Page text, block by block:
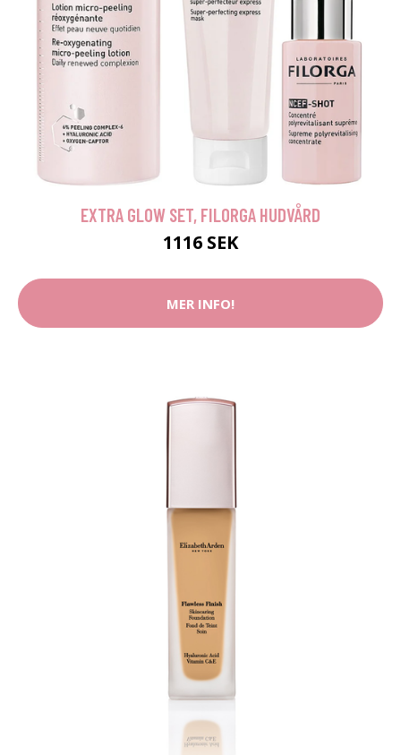
EXTRA GLOW SET, FILORGA HUDVÅRD
1116 SEK
MER INFO!